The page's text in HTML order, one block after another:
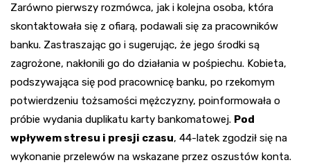
Zarówno pierwszy rozmówca, jak i kolejna osoba, która
skontaktowała się z ofiarą, podawali się za pracowników
banku. Zastraszając go i sugerując, że jego środki są
zagrożone, nakłonili go do działania w pośpiechu. Kobieta,
podszywająca się pod pracownicę banku, po rzekomym
potwierdzeniu tożsamości mężczyzny, poinformowała o
próbie wydania duplikatu karty bankomatowej. Pod
wpływem stresu i presji czasu, 44-latek zgodził się na
wykonanie przelewów na wskazane przez oszustów konta.